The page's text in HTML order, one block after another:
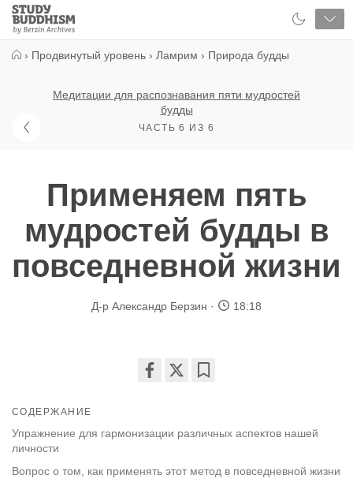
Close
Study
Buddhism
› Продвинутый уровень › Ламрим › Природа будды
Медитации для распознавания пяти мудростей
будды
ЧАСТЬ 6 ИЗ 6
Применяем пять
мудростей будды в
повседневной жизни
Д-р Александр Берзин 18:18
СОДЕРЖАНИЕ
Упражнение для гармонизации различных аспектов нашей
личности
Вопрос о том, как применять этот метод в повседневной жизни